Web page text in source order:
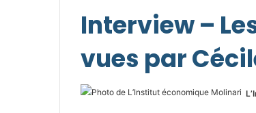
Interview –
vues par